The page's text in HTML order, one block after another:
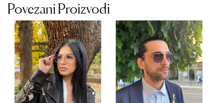
Povezani Proizvodi